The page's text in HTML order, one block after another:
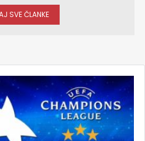
SVE ČLANKE